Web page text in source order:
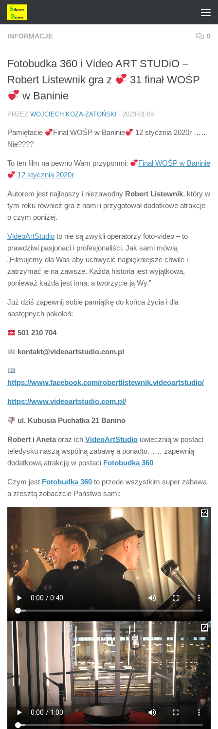
Przejdź do treści
INFORMACJE 0
Fotobudka 360 i Video ART STUDiO –
Robert Listewnik gra z
31 finał WOŚP
w Baninie
PRZEZ WOJCIECH KOZA-ZATOŃSKI · 2023-01-09
Pamiętacie Finał WOŚP w Baninie
12 stycznia 2020r ……
Nie????
To ten film na pewno Wam przypomni:
Finał WOŚP w Baninie
12 stycznia 2020r
Autorem jest najlepszy i niezawodny Robert Listewnik, który w
tym roku również gra z nami i przygotował dodatkowe atrakcje
o czym poniżej.
VideoArtStudio to nie są zwykli operatorzy foto-video – to
prawdziwi pasjonaci i profesjonaliści. Jak sami mówią
„Filmujemy dla Was aby uchwycić najpiękniejsze chwile i
zatrzymać je na zawsze. Każda historia jest wyjątkowa,
ponieważ każda jest inna, a tworzycie ją Wy.”
Już dziś zapewnij sobie pamiątkę do końca życia i dla
następnych pokoleń:
501 210 704
kontakt@videoartstudio.com.pl
https://www.facebook.com/robertlistewnik.videoartstudio/
https://www.videoartstudio.com.pl/
ul. Kubusia Puchatka 21 Banino
Robert i Aneta oraz ich VideoArtStudio uwiecznią w postaci
teledysku naszą wspólną zabawę a ponadto…… zapewnią
dodatkową atrakcję w postaci Fotobudka 360
Czym jest Fotobudka 360 to przede wszystkim super zabawa
a zresztą zobaczcie Państwo sami: